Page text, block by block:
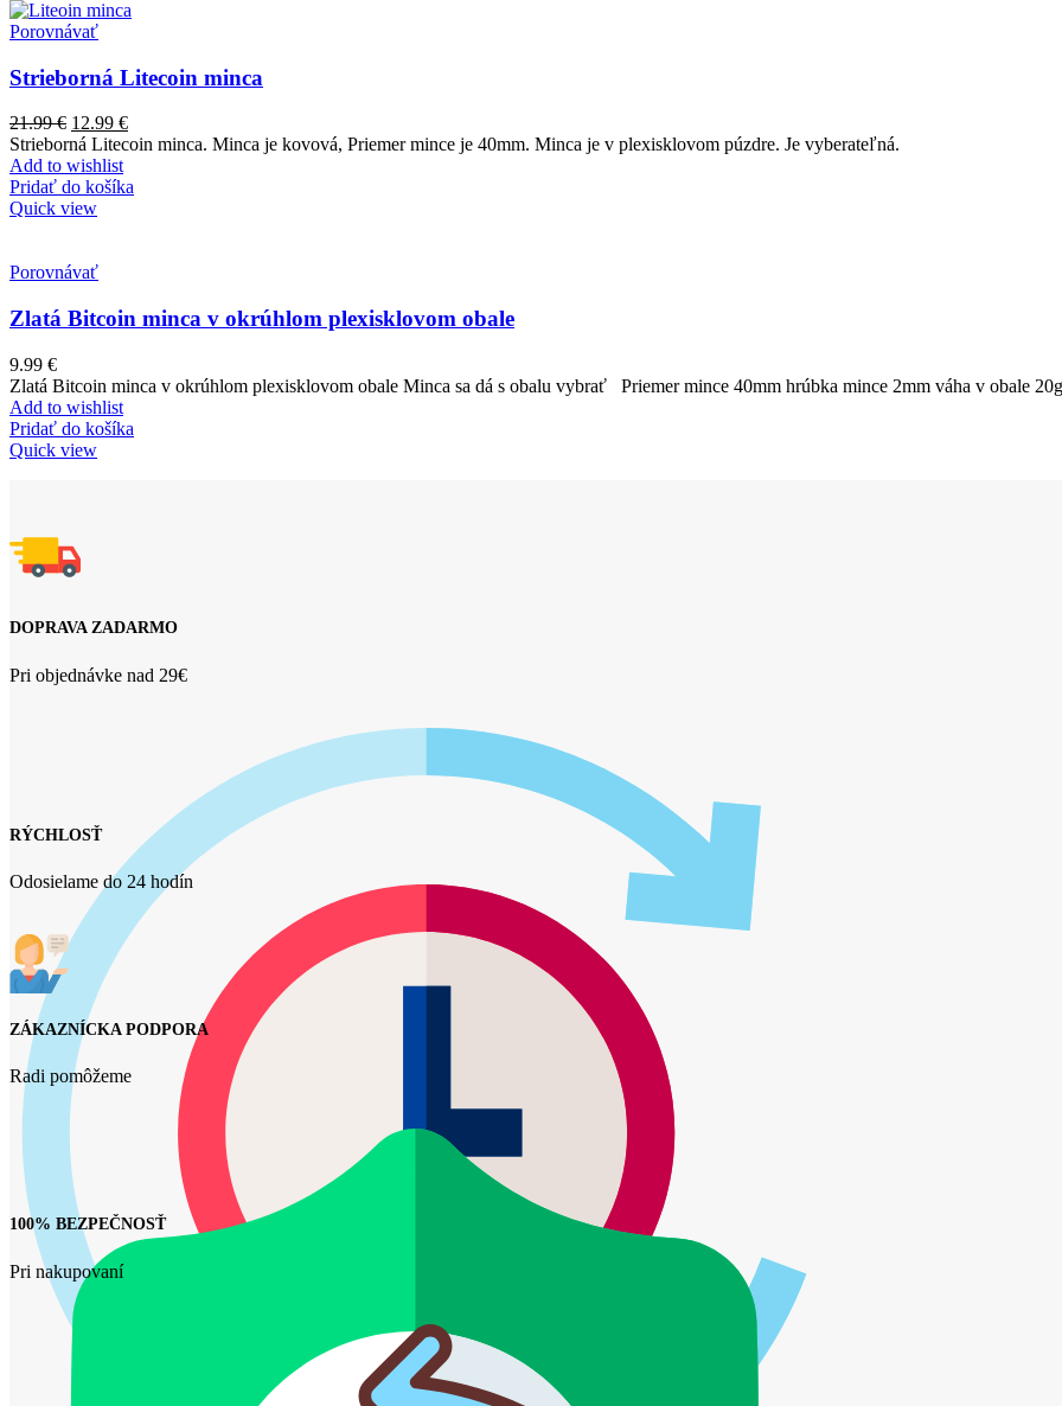
Porovnávať
Strieborná Litecoin minca
21.99€ 12.99 €
Strieborná Litecoin minca. Minca je kovová, Priemer mince je 40mm. Minca je v plexisklovom púzdre. Je vyberateľná.
Add to wishlist
Pridať do košíka
Quick view
Porovnávať
Zlatá Bitcoin minca v okrúhlom plexisklovom obale
9.99 €
Zlatá Bitcoin minca v okrúhlom plexisklovom obale Minca sa dá s obalu vybrať Priemer mince 40mm hrúbka mince 2mm váha v obale 20g
Add to wishlist
Pridať do košíka
Quick view
DOPRAVA ZADARMO
Pri objednávke nad 29€
RÝCHLOSŤ
Odosielame do 24 hodín
ZÁKAZNÍCKA PODPORA
Radi pomôžeme
100% BEZPEČNOSŤ
Pri nakupovaní